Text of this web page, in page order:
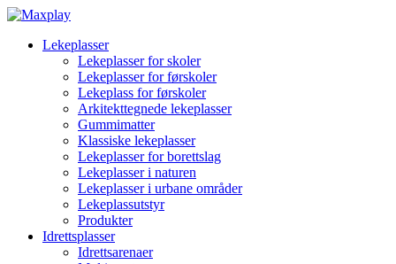
Lekeplasser
Lekeplasser for skoler
Lekeplasser for førskoler
Lekeplass for førskoler
Arkitekttegnede lekeplasser
Gummimatter
Klassiske lekeplasser
Lekeplasser for borettslag
Lekeplasser i naturen
Lekeplasser i urbane områder
Lekeplassutstyr
Produkter
Idrettsplasser
Idrettsarenaer